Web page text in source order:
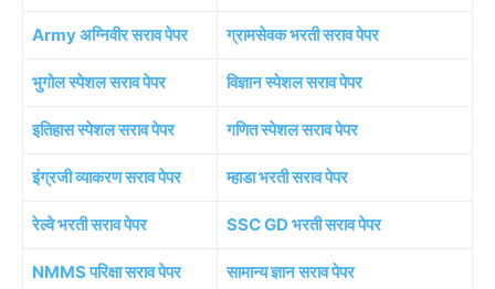
Army अग्निवीर सराव पेपर ग्रामसेवक भरती सराव पेपर
भुगोल स्पेशल सराव पेपर विज्ञान स्पेशल सराव पेपर
इतिहास स्पेशल सराव पेपर गणित स्पेशल सराव पेपर
इंग्रजी व्याकरण सराव पेपर म्हाडा भरती सराव पेपर
रेल्वे भरती सराव पेपर SSC GD भरती सराव पेपर
NMMS परिक्षा सराव पेपर सामान्य ज्ञान सराव पेपर